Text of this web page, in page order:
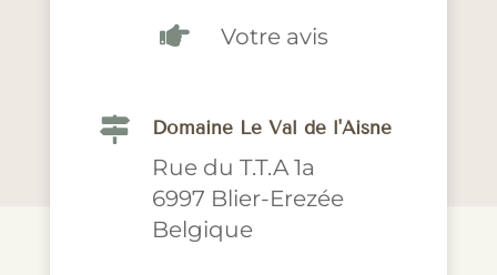
 Votre avis
 Domaine Le Val de l'Aisne
Rue du T.T.A 1a
6997 Blier-Erezée
Belgique